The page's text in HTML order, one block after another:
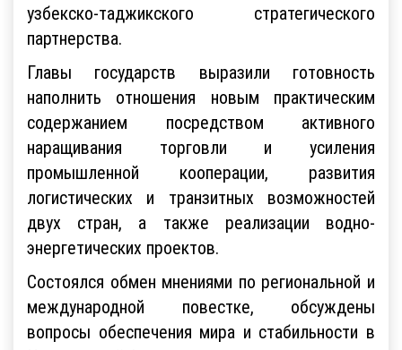
узбекско-таджикского стратегического
партнерства.
Главы государств выразили готовность
наполнить отношения новым практическим
содержанием посредством активного
наращивания торговли и усиления
промышленной кооперации, развития
логистических и транзитных возможностей
двух стран, а также реализации водно-
энергетических проектов.
Состоялся обмен мнениями по региональной и
международной повестке, обсуждены
вопросы обеспечения мира и стабильности в